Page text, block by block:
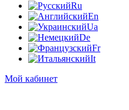
Ru
En
Ua
De
Fr
It
Мой кабинет